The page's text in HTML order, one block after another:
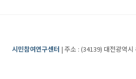
시민참여연구센터 | 주소 : (34139) 대전광역